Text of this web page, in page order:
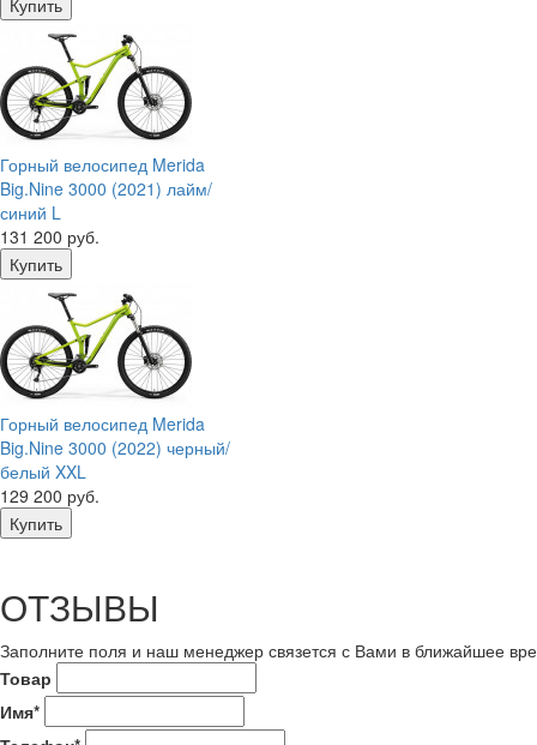
Горный велосипед Merida
Big.Nine 3000 (2021) лайм/
синий L
131 200 руб.
Горный велосипед Merida
Big.Nine 3000 (2022) черный/
белый XXL
129 200 руб.
ОТЗЫВЫ
Заполните поля и наш менеджер связется с Вами в ближайшее
Товар
Имя*